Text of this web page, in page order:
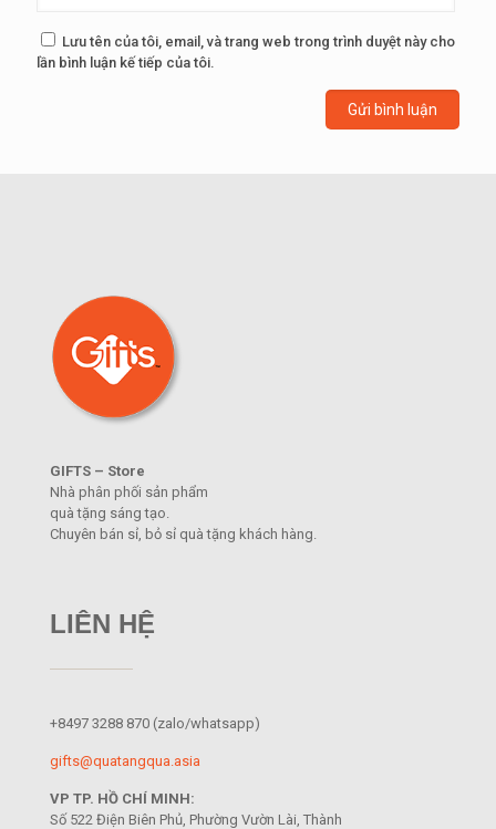
Lưu tên của tôi, email, và trang web trong trình duyệt này cho
lần bình luận kế tiếp của tôi.
GIFTS – Store
Nhà phân phối sản phẩm
quà tặng sáng tạo.
Chuyên bán sỉ, bỏ sỉ quà tặng khách hàng.
LIÊN HỆ
+8497 3288 870 (zalo/whatsapp)
gifts@quatangqua.asia
VP TP. HỒ CHÍ MINH:
Số 522 Điện Biên Phủ, Phường Vườn Lài, Thành